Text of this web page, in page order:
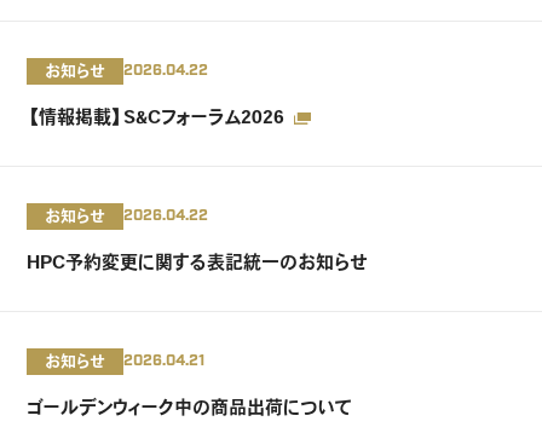
お知らせ 2026.04.22
【情報掲載】S&Cフォーラム2026
お知らせ 2026.04.22
HPC予約変更に関する表記統一のお知らせ
お知らせ 2026.04.21
ゴールデンウィーク中の商品出荷について